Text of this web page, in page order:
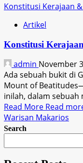
Konstitusi Kerajaan
Artikel
Konstitusi
admin November
Ada sebuah bukit di
Mount of
inilah, dalam sebuah
Read More Read
Warisan Makarios
Search